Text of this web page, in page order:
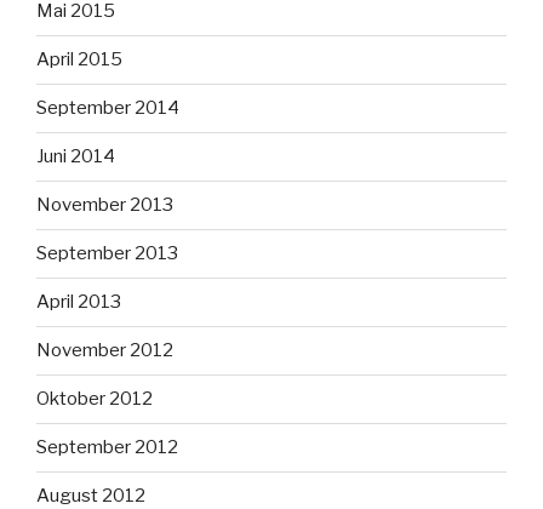
Mai 2015
April 2015
September 2014
Juni 2014
November 2013
September 2013
April 2013
November 2012
Oktober 2012
September 2012
August 2012